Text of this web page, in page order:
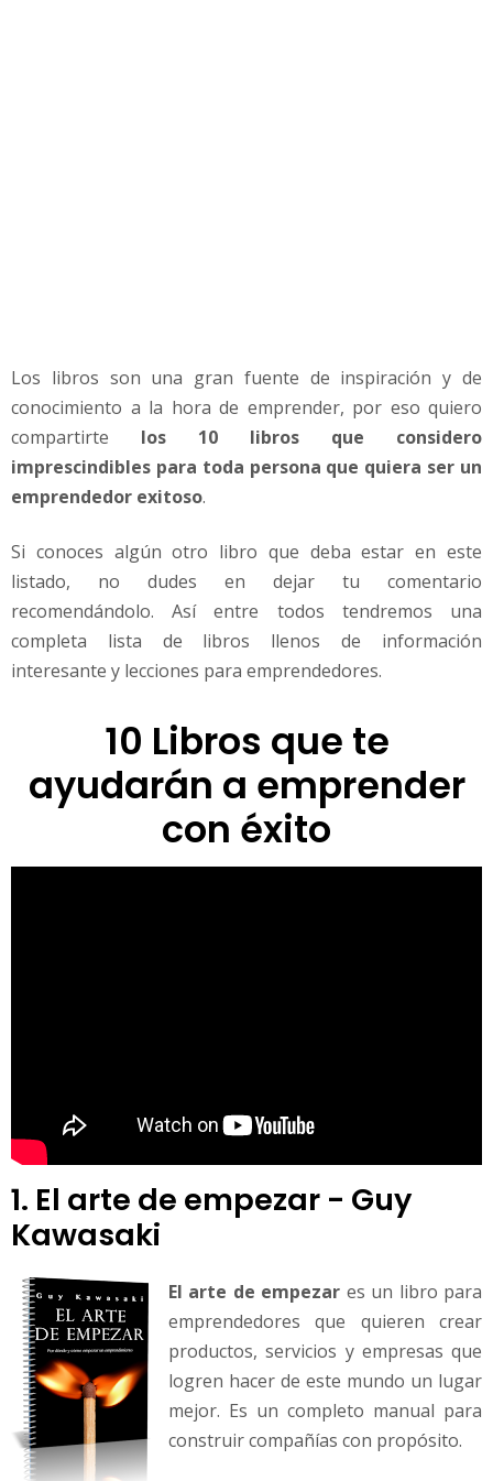
e
r
Los libros son una gran fuente de inspiración y de
conocimiento a la hora de emprender, por eso quiero
compartirte los 10 libros que considero
imprescindibles para toda persona que quiera ser un
emprendedor exitoso.
Si conoces algún otro libro que deba estar en este
listado, no dudes en dejar tu comentario
recomendándolo. Así entre todos tendremos una
completa lista de libros llenos de información
interesante y lecciones para emprendedores.
10 Libros que te
ayudarán a emprender
con éxito
1. El arte de empezar - Guy
Kawasaki
El arte de empezar es un libro para
emprendedores que quieren crear
productos, servicios y empresas que
logren hacer de este mundo un lugar
mejor. Es un completo manual para
construir compañías con propósito.